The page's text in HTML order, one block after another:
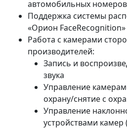
автомобильных
Поддержка системы
«Орион FaceRecognition»
Работа с камерами
производителей:
Запись и
звука
Управление
охрану/снятие с
Управление
устройствами